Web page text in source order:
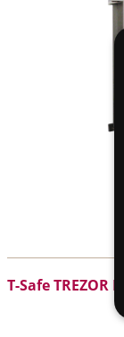
T-Safe TREZOR